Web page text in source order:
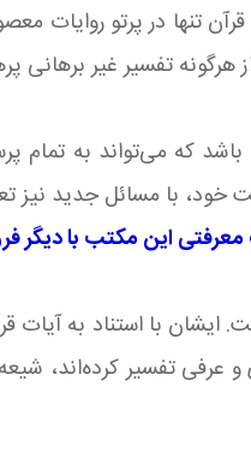
تنها در پرتو روایات
تفسیر غیر برهانی
که می‌تواند به
خود، با مسائل جدید نیز
معرفتی این مکتب با
با استناد به آیات
تفسیر کرده‌اند، شیعه